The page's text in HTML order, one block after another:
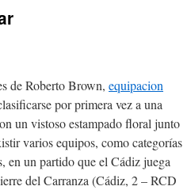
de Roberto Brown, equipacion
por primera vez a una
un vistoso estampado floral junto
varios equipos, como categorías
en un partido que el Cádiz juega
del Carranza (Cádiz, 2 – RCD